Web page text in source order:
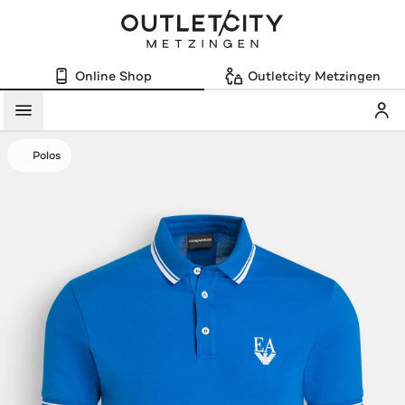
Online Shop Outletcity Metzingen
Menü
Polos